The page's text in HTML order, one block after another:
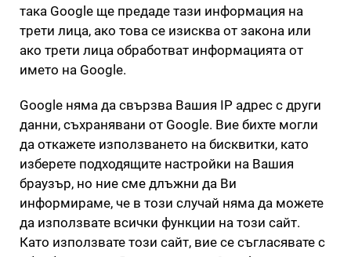
така Google ще предаде тази информация на
трети лица, ако това се изисква от закона или
ако трети лица обработват информацията от
името на Google.
Google няма да свързва Вашия IP адрес с други
данни, съхранявани от Google. Вие бихте могли
да откажете използването на бисквитки, като
изберете подходящите настройки на Вашия
браузър, но ние сме длъжни да Ви
информираме, че в този случай няма да можете
да използвате всички функции на този сайт.
Като използвате този сайт, вие се съгласявате с